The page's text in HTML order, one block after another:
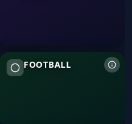
FOOTBALL
Football